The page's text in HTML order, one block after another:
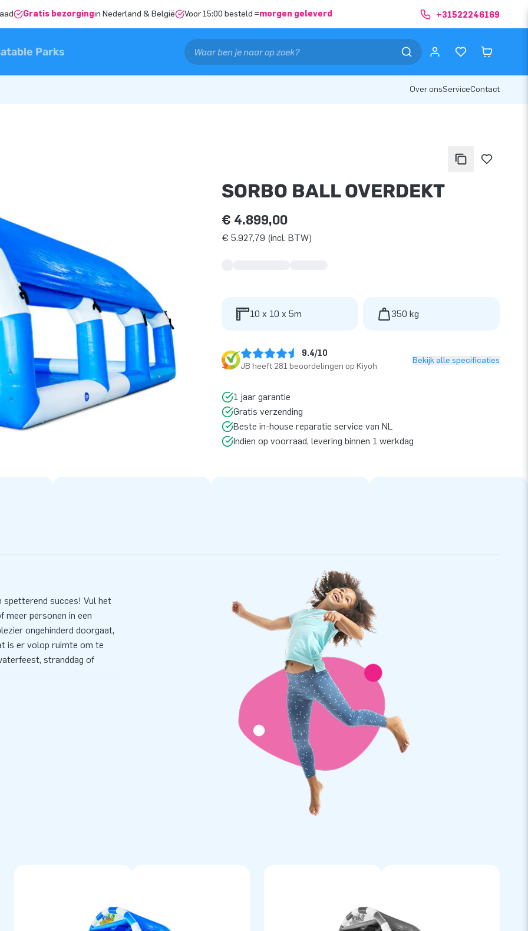
Gratis bezorgingin Nederland & België Voor 15:00 besteld =morgen geleverd +31522246169
Parks
Over onsServiceContact
SORBO BALL OVERDEKT
€ 4.899,00
€ 5.927,79 (incl. BTW)
10 x 10 x 5m 350 kg
9.4/10
JB heeft 281 beoordelingen op Kiyoh
Bekijk alle specificaties
1 jaar garantie
Gratis verzending
Beste in-house reparatie service van NL
Indien op voorraad, levering binnen 1 werkdag
spetterend succes! Vul het
meer personen in een
ongehinderd doorgaat,
is er volop ruimte om te
stranddag of
logboek en een duidelijke
letterlijk. Ons team van